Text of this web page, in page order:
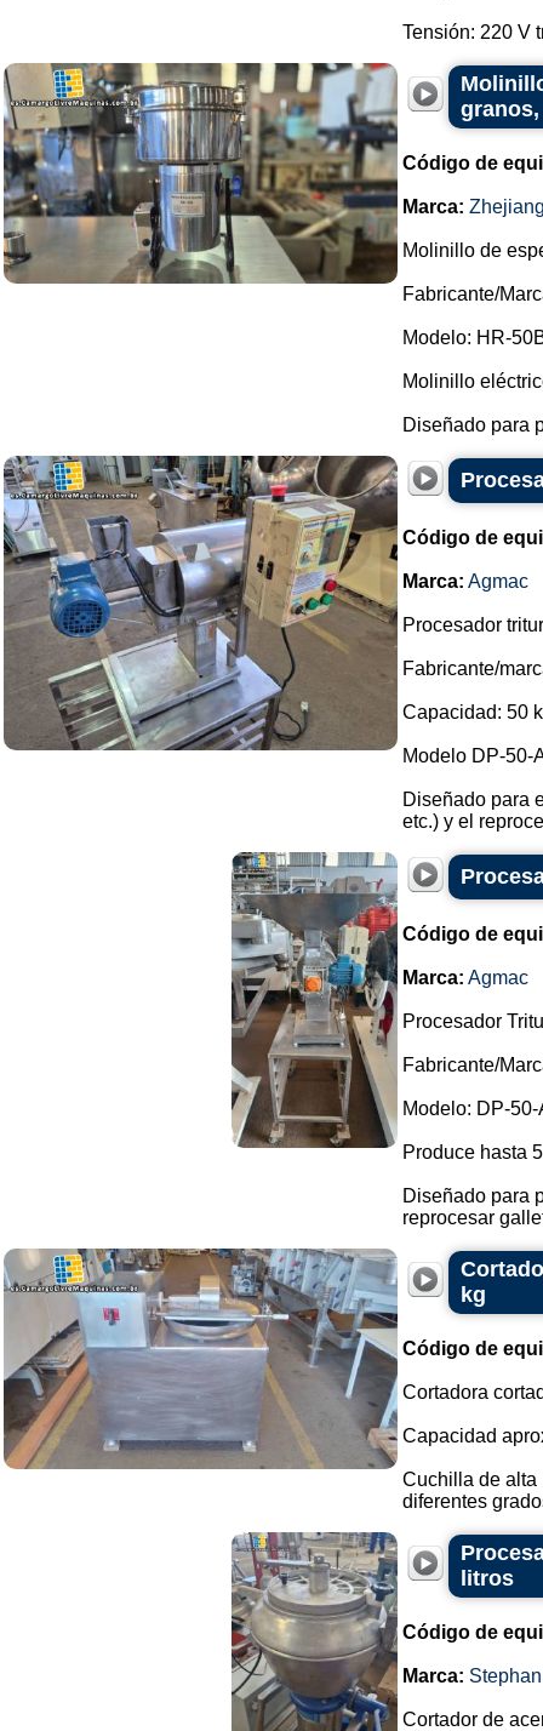
Tensión: 220 V
Código de
Marca:
Molinillo de
Fabricante/
Modelo: HR-
Molinillo
Diseñado para
Código de
Marca: Agmac
Procesador
Fabricante/
Capacidad: 50
Modelo DP-50-
Diseñado para
etc.) y el
Código de
Marca: Agmac
Procesador
Fabricante/
Modelo: DP-50-
Produce hasta
Diseñado para
reprocesar
kg
Código de
Cortadora
Capacidad
Cuchilla de alta
diferentes
litros
Código de
Marca: Stephan
Cortador de